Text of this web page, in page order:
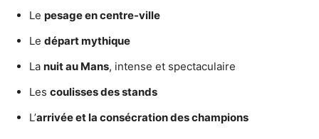
Le pesage en centre-ville
Le départ mythique
La nuit au Mans, intense et spectaculaire
Les coulisses des stands
L’arrivée et la consécration des champions